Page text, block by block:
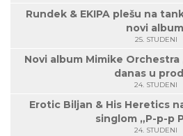
Rundek & EKIPA plešu na
novi
25. STUDENI
Novi album Mimike
danas u
24. STUDENI
Erotic Biljan & His Heretics
singlom „P-p-p
24. STUDENI